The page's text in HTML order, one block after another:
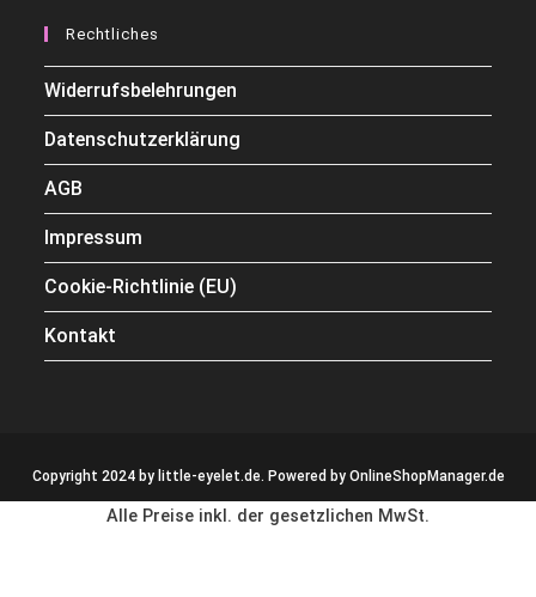
Rechtliches
Widerrufsbelehrungen
Datenschutzerklärung
AGB
Impressum
Cookie-Richtlinie (EU)
Kontakt
Copyright 2024 by little-eyelet.de. Powered by OnlineShopManager.de
Alle Preise inkl. der gesetzlichen MwSt.